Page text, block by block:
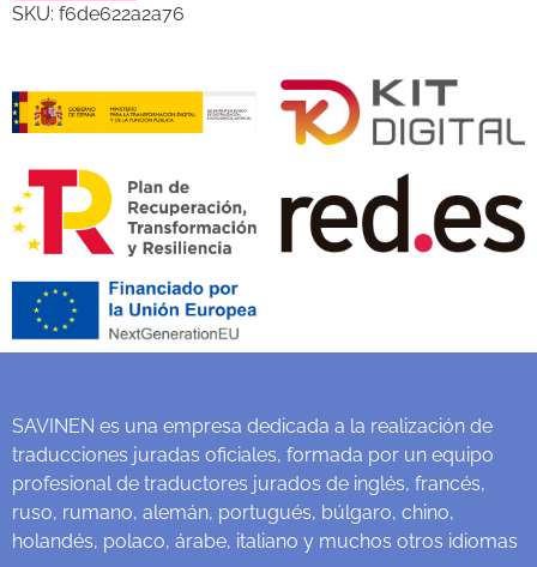
SKU: f6de622a2a76
SAVINEN es una empresa dedicada a la realización de
traducciones juradas oficiales, formada por un equipo
profesional de traductores jurados de inglés, francés,
ruso, rumano, alemán, portugués, búlgaro, chino,
holandés, polaco, árabe, italiano y muchos otros idiomas